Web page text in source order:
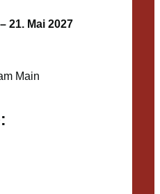
21. Mai 2027
Main